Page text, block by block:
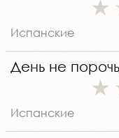
Испанские
День не
Испанские